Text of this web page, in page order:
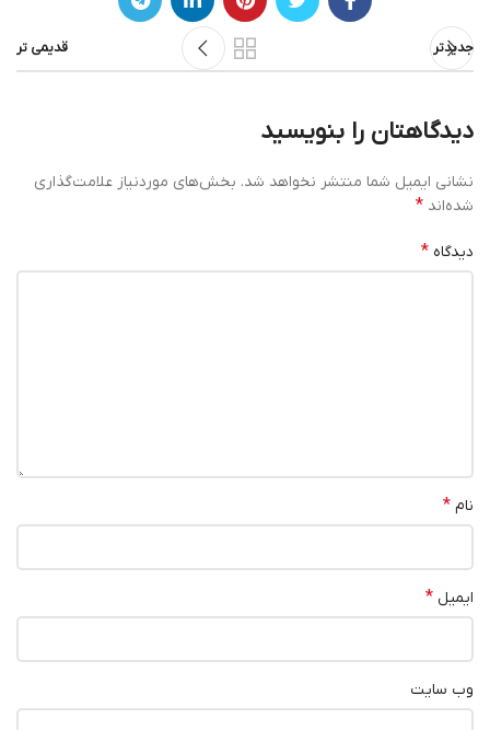
جدیدتر قدیمی تر
دیدگاهتان را بنویسید
نشانی ایمیل شما منتشر نخواهد شد. بخش‌های موردنیاز علامت‌گذاری
شده‌اند *
دیدگاه *
نام *
ایمیل *
وب‌ سایت